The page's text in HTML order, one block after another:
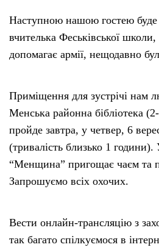
Наступною нашою гостею
вчителька Феськівської
допомагає армії, нещодавно
Приміщення для зустрічі нам
Менська районна бібліотека
пройде завтра, у четвер, 6
(тривалість близько 1
“Менщина” пригощає чаєм та
Запрошуємо всіх охочих.
Вести онлайн-трансляцію з
так багато спілкуємося в